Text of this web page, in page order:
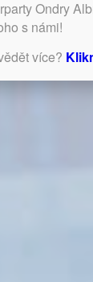
Ondry
s námi!
více?